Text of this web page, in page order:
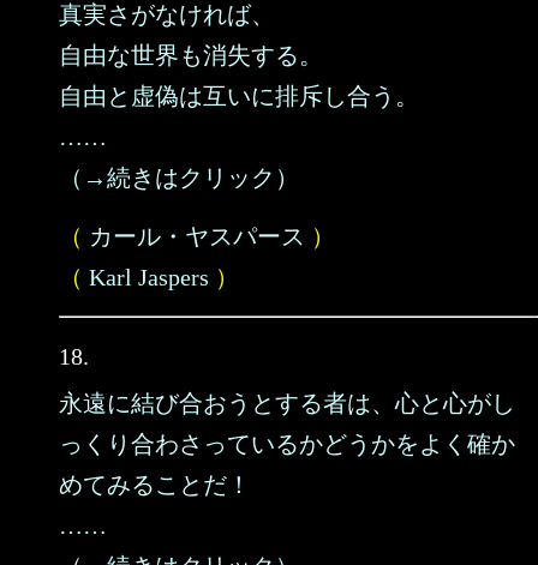
真実さがなければ、
自由な世界も消失する。
自由と虚偽は互いに排斥し合う。
……
（→続きはクリック）
（ カール・ヤスパース ）
（ Karl Jaspers ）
18.
永遠に結び合おうとする者は、心と心がし
っくり合わさっているかどうかをよく確か
めてみることだ！
……